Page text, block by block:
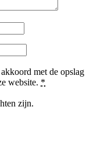
met de opslag
website. *
zijn.